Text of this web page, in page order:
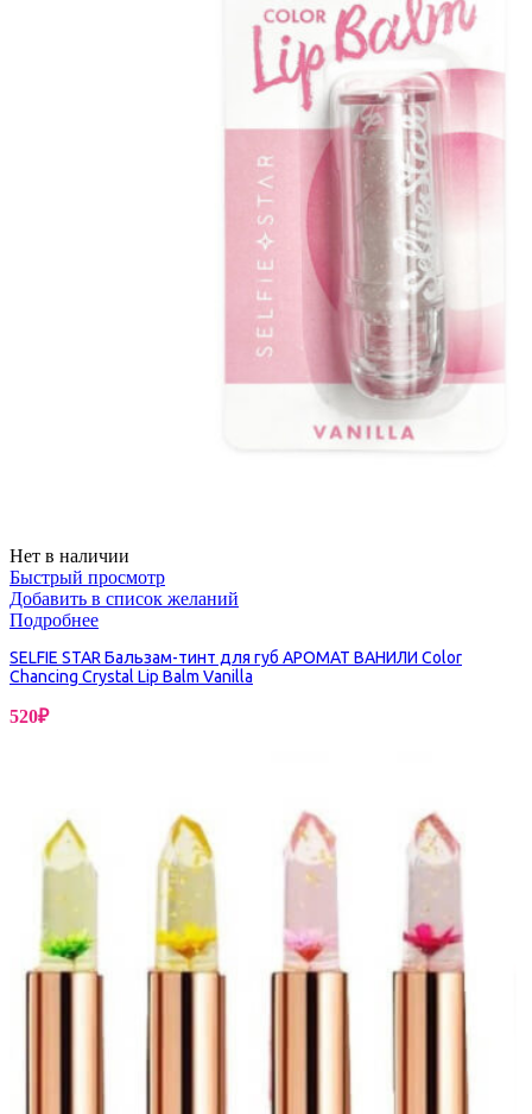
Нет в наличии
Быстрый просмотр
Добавить в список желаний
Подробнее
SELFIE STAR Бальзам-тинт для губ АРОМАТ ВАНИЛИ Color
Chancing Crystal Lip Balm Vanilla
520₽